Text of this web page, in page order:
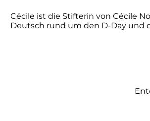
Cécile ist die Stifterin von Cécile
Deutsch rund um den D-Day und